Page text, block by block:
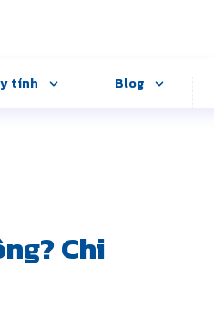
tính Blog
Chi